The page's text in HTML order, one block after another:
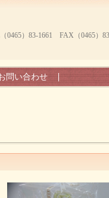
0465）83-1661 FAX（0465）
問い合わせ